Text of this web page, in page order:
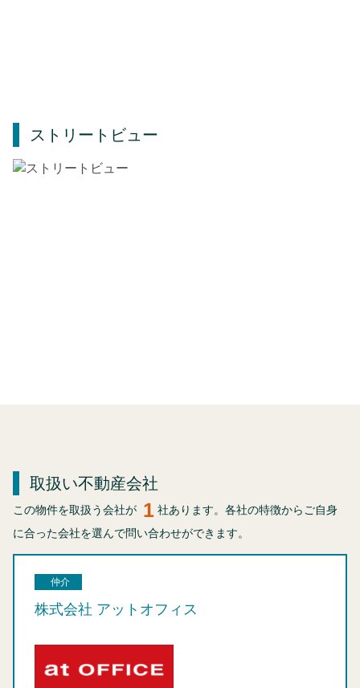
ストリートビュー
取扱い不動産会社
この物件を取扱う会社が 1 社あります。各社の特徴からご自身
に合った会社を選んで問い合わせができます。
仲介
株式会社 アットオフィス